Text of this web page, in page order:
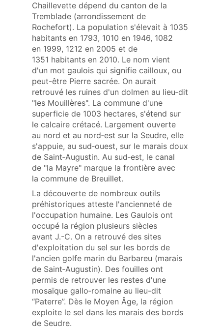
Chaillevette dépend du canton de la
Tremblade (arrondissement de
Rochefort). La population s'élevait à 1035
habitants en 1793, 1010 en 1946, 1082
en 1999, 1212 en 2005 et de
1351 habitants en 2010. Le nom vient
d'un mot gaulois qui signifie cailloux, ou
peut-être Pierre sacrée. On aurait
retrouvé les ruines d'un dolmen au lieu‑dit
"les Mouillères". La commune d'une
superficie de 1003 hectares, s'étend sur
le calcaire crétacé. Largement ouverte
au nord et au nord‑est sur la Seudre, elle
s'appuie, au sud‑ouest, sur le marais doux
de Saint‑Augustin. Au sud‑est, le canal
de "la Mayre" marque la frontière avec
la commune de Breuillet.
La découverte de nombreux outils
préhistoriques atteste l'ancienneté de
l'occupation humaine. Les Gaulois ont
occupé la région plusieurs siècles
avant J.-C. On a retrouvé des sites
d'exploitation du sel sur les bords de
l'ancien golfe marin du Barbareu (marais
de Saint‑Augustin). Des fouilles ont
permis de retrouver les restes d'une
mosaïque gallo‑romaine au lieu-dit
“Paterre”. Dès le Moyen Âge, la région
exploite le sel dans les marais des bords
de Seudre.